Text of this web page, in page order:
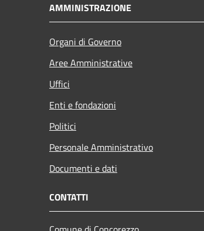
AMMINISTRAZIONE
Organi di Governo
Aree Amministrative
Uffici
Enti e fondazioni
Politici
Personale Amministrativo
Documenti e dati
CONTATTI